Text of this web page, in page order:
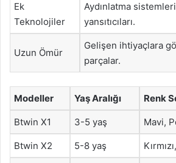
Ek
Teknolojiler
Aydınlatma
yansıtıcıları.
Uzun Ömür
Gelişen ihtiyaçlara
parçalar.
Modeller Yaş Aralığı Renk
Btwin X1 3-5 yaş Mavi,
Btwin X2 5-8 yaş